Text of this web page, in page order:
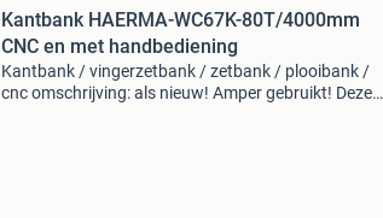
Kantbank HAERMA-WC67K-80T/4000mm
CNC en met handbediening
Kantbank / vingerzetbank / zetbank / plooibank /
cnc omschrijving: als nieuw! Amper gebruikt! Deze